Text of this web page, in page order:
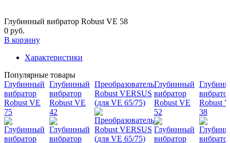
Глубинный вибратор Robust VE 58
0 руб.
В корзину
Характеристики
Популярные товары
Глубинный
вибратор
Robust VE
75
Глубинный
вибратор
Robust VE
42
Преобразователь
Robust VERSUS
(для VE 65/75)
Глубинный
вибратор
Robust VE
52
Robust
38